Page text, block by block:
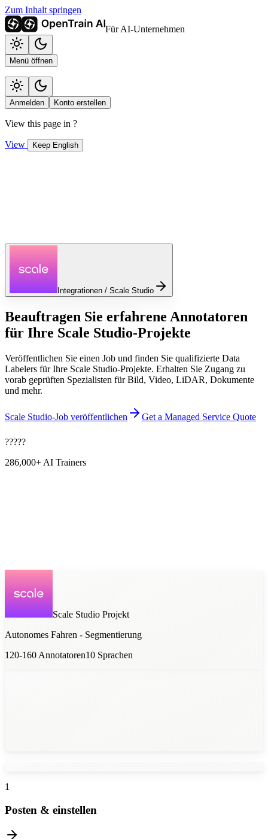
Zum Inhalt springen
Für AI-Unternehmen
Menü öffnen
Anmelden Konto erstellen
View this page in ?
View Keep English
Integrationen / Scale Studio
Beauftragen Sie erfahrene Annotatoren
für Ihre Scale Studio-Projekte
Veröffentlichen Sie einen Job und finden Sie qualifizierte Data
Labelers für Ihre Scale Studio-Projekte. Erhalten Sie Zugang zu
vorab geprüften Spezialisten für Bild, Video, LiDAR, Dokumente
und mehr.
Scale Studio-Job veröffentlichen Get a Managed Service Quote
?????
286,000+ AI Trainers
Scale Studio Projekt
Autonomes Fahren - Segmentierung
120-160 Annotatoren10 Sprachen
1
Posten & einstellen